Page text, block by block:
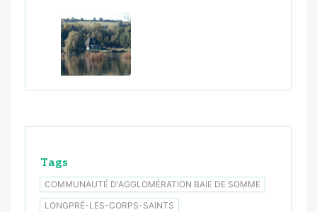
Tags
COMMUNAUTÉ D'AGGLOMÉRATION BAIE DE SOMME
LONGPRÉ-LES-CORPS-SAINTS